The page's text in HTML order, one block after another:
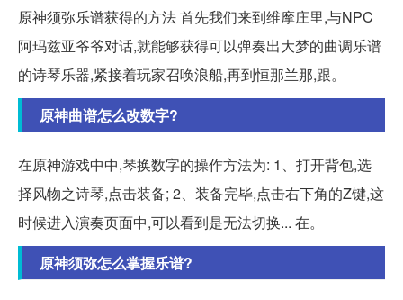
原神须弥乐谱获得的方法 首先我们来到维摩庄里,与NPC
阿玛兹亚爷爷对话,就能够获得可以弹奏出大梦的曲调乐谱
的诗琴乐器,紧接着玩家召唤浪船,再到恒那兰那,跟。
原神曲谱怎么改数字?
在原神游戏中中,琴换数字的操作方法为: 1、打开背包,选
择风物之诗琴,点击装备; 2、装备完毕,点击右下角的Z键,这
时候进入演奏页面中,可以看到是无法切换... 在。
原神须弥怎么掌握乐谱?